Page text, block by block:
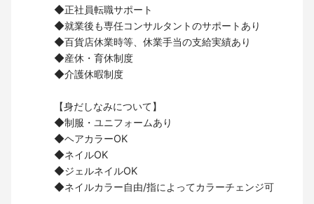
◆正社員転職サポート
◆就業後も専任コンサルタントのサポートあり
◆百貨店休業時等、休業手当の支給実績あり
◆産休・育休制度
◆介護休暇制度
【身だしなみについて】
◆制服・ユニフォームあり
◆ヘアカラーOK
◆ネイルOK
◆ジェルネイルOK
◆ネイルカラー自由/指によってカラーチェンジ可